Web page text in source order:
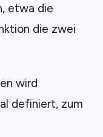
etwa die
die zwei
wird
definiert, zum